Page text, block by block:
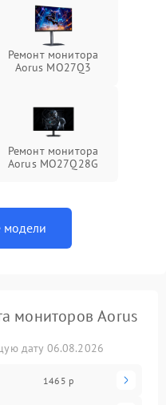
Ремонт монитора
Aorus MO27Q3
Ремонт монитора
Aorus MO27Q28G
модели
мониторов Aorus
дату 06.08.2026
1465 р